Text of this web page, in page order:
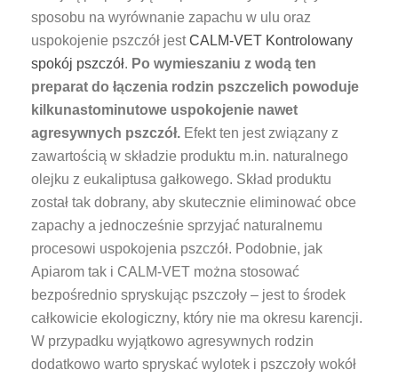
sposobu na wyrównanie zapachu w ulu oraz
uspokojenie pszczół jestCALM-VET Kontrolowany
spokój pszczół. Po wymieszaniu z wodą ten
preparat do łączenia rodzin pszczelich powoduje
kilkunastominutowe uspokojenie nawet
agresywnych pszczół. Efekt ten jest związany z
zawartością w składzie produktu m.in. naturalnego
olejku z eukaliptusa gałkowego. Skład produktu
został tak dobrany, aby skutecznie eliminować obce
zapachy a jednocześnie sprzyjać naturalnemu
procesowi uspokojenia pszczół. Podobnie, jak
Apiarom tak i CALM-VET można stosować
bezpośrednio spryskując pszczoły – jest to środek
całkowicie ekologiczny, który nie ma okresu karencji.
W przypadku wyjątkowo agresywnych rodzin
dodatkowo warto spryskać wylotek i pszczoły wokół